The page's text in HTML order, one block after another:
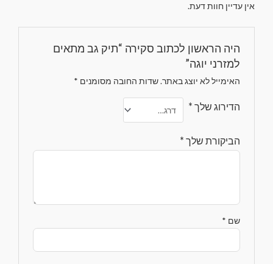
אין עדיין חוות דעת.
היה הראשון לכתוב סקירה “תיק גב מתאים
למזרני יוגה”
האימייל לא יוצג באתר.שדות החובה מסומנים *
הדירוג שלך *
הביקורת שלך *
שם *